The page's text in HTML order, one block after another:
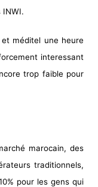
INWI.
méditel une heure
interessant
trop faible pour
marocain, des
traditionnels,
pour les gens qui